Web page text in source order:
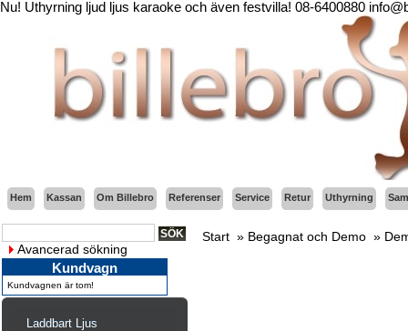
Nu! Uthyrning ljud ljus karaoke och även festvilla! 08-6400880
Hem Kassan Om Billebro Referenser Service Retur Uthyrning
Avancerad sökning
Kundvagn
Kundvagnen är tom!
Laddbart Ljus
Start » Begagnat och Demo »